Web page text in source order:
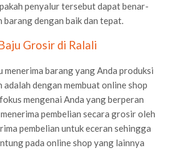
penyalur tersebut dapat benar-
dengan baik dan tepat.
Grosir di Ralali
menerima barang yang Anda produksi
dengan membuat online shop
mengenai Anda yang berperan
pembelian secara grosir oleh
pembelian untuk eceran sehingga
pada online shop yang lainnya